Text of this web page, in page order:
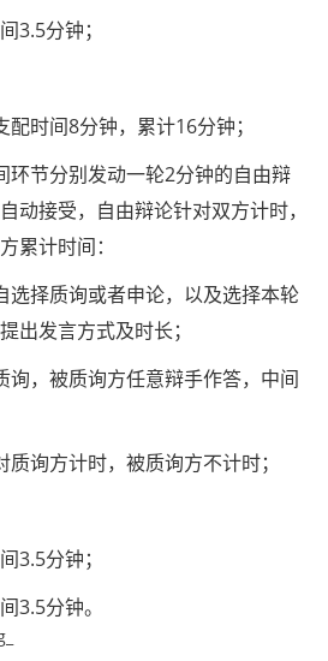
分钟；
时间8分钟，累计16分钟；
节分别发动一轮2分钟的自由辩
动接受，自由辩论针对双方计时，
累计时间：
择质询或者申论，以及选择本轮
出发言方式及时长；
，被质询方任意辩手作答，中间
询方计时，被质询方不计时；
分钟；
分钟。